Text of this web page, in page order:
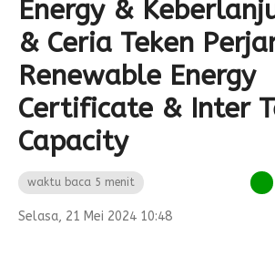
Energy &
& Ceria Teken
Renewable Energy
Certificate & Inter
Capacity
waktu baca 5 menit
Selasa, 21 Mei 2024 10:48